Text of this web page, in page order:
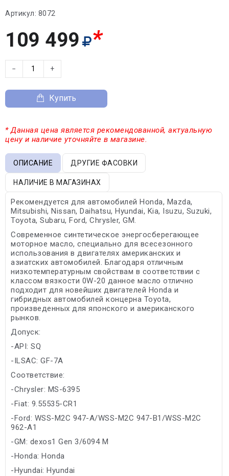
Артикул: 8072
109 499 *
− +
Купить
* Данная цена является рекомендованной, актуальную
цену и наличие уточняйте в магазине.
ОПИСАНИЕ ДРУГИЕ ФАСОВКИ
НАЛИЧИЕ В МАГАЗИНАХ
Рекомендуется для автомобилей Honda, Mazda,
Mitsubishi, Nissan, Daihatsu, Hyundai, Kia, Isuzu, Suzuki,
Toyota, Subaru, Ford, Chrysler, GM.
Современное синтетическое энергосберегающее
моторное масло, специально для всесезонного
использования в двигателях американских и
азиатских автомобилей. Благодаря отличным
низкотемпературным свойствам в соответствии с
классом вязкости 0W-20 данное масло отлично
подходит для новейших двигателей Honda и
гибридных автомобилей концерна Toyota,
произведенных для японского и американского
рынков.
Допуск:
-API: SQ
-ILSAC: GF-7A
Соответствие:
-Chrysler: MS-6395
-Fiat: 9.55535-CR1
-Ford: WSS-M2C 947-A/WSS-M2C 947-B1/WSS-M2C
962-A1
-GM: dexos1 Gen 3/6094 M
-Honda: Honda
-Hyundai: Hyundai